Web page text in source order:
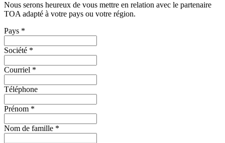
Nous serons heureux de vous mettre en relation avec le partenaire
TOA adapté à votre pays ou votre région.
Pays *
Société *
Courriel *
Téléphone
Prénom *
Nom de famille *